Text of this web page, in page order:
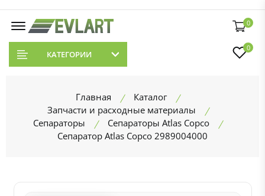
0
КАТЕГОРИИ
0
Главная
Каталог
Запчасти и расходные материалы
Сепараторы
Сепараторы Atlas Copco
Сепаратор Atlas Copco 2989004000